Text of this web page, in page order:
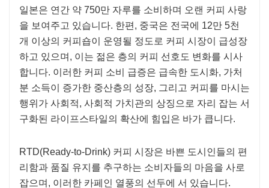
일본은 연간 약 750만 자루를 소비하며 오랜 커피 사랑
을 보여주고 있습니다. 한편, 중국은 전국에 12만 5천
개 이상의 커피숍이 운영될 정도로 커피 시장이 급성장
하고 있으며, 이는 젊은 층의 커피 선호도 변화를 시사
합니다. 이러한 커피 소비 급증은 급속한 도시화, 가처
분 소득이 증가한 중산층의 성장, 그리고 커피를 마시는
행위가 사회적, 사회적 가치관의 상징으로 자리 잡는 서
구화된 라이프스타일의 확산에 힘입은 바가 큽니다.
RTD(Ready-to-Drink) 커피 시장은 바쁜 도시인들의 편
리함과 품질 유지를 추구하는 소비자들의 마음을 사로
잡으며, 이러한 카페인 열풍의 선두에 서 있습니다.